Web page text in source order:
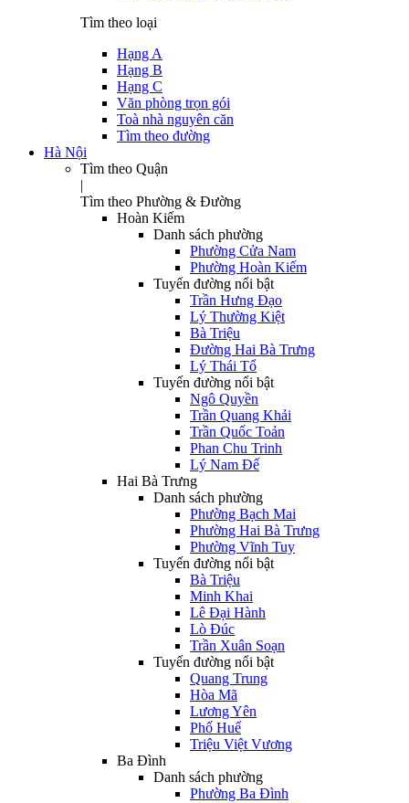
Tìm theo loại
Hạng A
Hạng B
Hạng C
Văn phòng trọn gói
Toà nhà nguyên căn
Tìm theo đường
Hà Nội
Tìm theo Quận
|
Tìm theo Phường & Đường
Hoàn Kiếm
Danh sách phường
Phường Cửa Nam
Phường Hoàn Kiếm
Tuyến đường nổi bật
Trần Hưng Đạo
Lý Thường Kiệt
Bà Triệu
Đường Hai Bà Trưng
Lý Thái Tổ
Tuyến đường nổi bật
Ngô Quyền
Trần Quang Khải
Trần Quốc Toản
Phan Chu Trinh
Lý Nam Đế
Hai Bà Trưng
Danh sách phường
Phường Bạch Mai
Phường Hai Bà Trưng
Phường Vĩnh Tuy
Tuyến đường nổi bật
Bà Triệu
Minh Khai
Lê Đại Hành
Lò Đúc
Trần Xuân Soạn
Tuyến đường nổi bật
Quang Trung
Hòa Mã
Lương Yên
Phố Huế
Triệu Việt Vương
Ba Đình
Danh sách phường
Phường Ba Đình